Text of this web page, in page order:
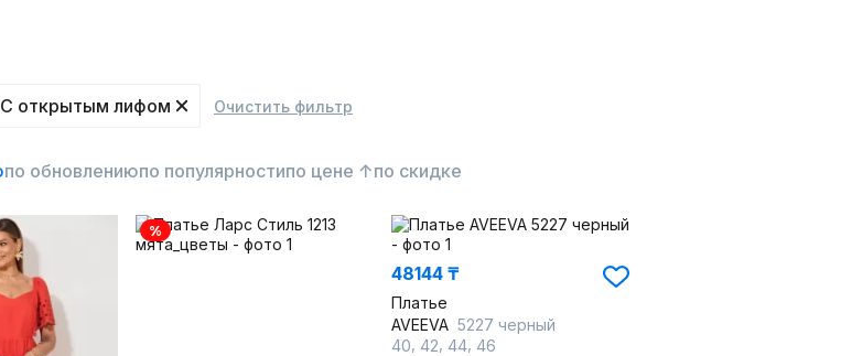
С открытым лифом Очистить фильтр
по обновлениюпо популярностипо цене ↑по скидке
%
48144 ₸
Платье
AVEEVA 5227 черный
40 42 44 46